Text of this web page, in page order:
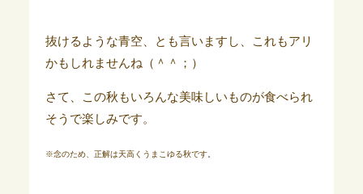
抜けるような青空、とも言いますし、これもアリ
かもしれませんね（＾＾；）
さて、この秋もいろんな美味しいものが食べられ
そうで楽しみです。
※念のため、正解は天高くうまこゆる秋です。